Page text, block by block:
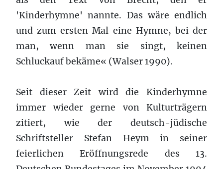
'Kinderhymne' nannte. Das wäre endlich
und zum ersten Mal eine Hymne, bei der
man, wenn man sie singt, keinen
Schluckauf bekäme« (Walser 1990).
Seit dieser Zeit wird die Kinderhymne
immer wieder gerne von Kulturträgern
zitiert, wie der deutsch-jüdische
Schriftsteller Stefan Heym in seiner
feierlichen Eröffnungsrede des 13.